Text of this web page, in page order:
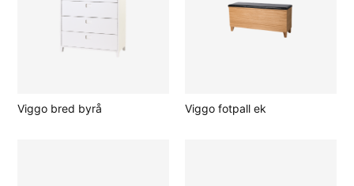
Viggo bred byrå Viggo fotpall ek